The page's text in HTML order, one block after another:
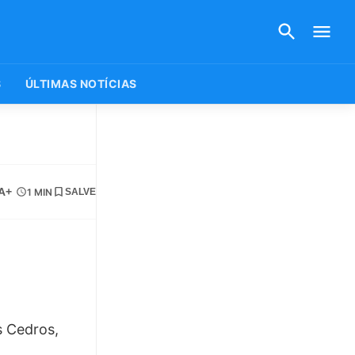
ÚLTIMAS NOTÍCIAS
1 MIN SALVE
Cedros,